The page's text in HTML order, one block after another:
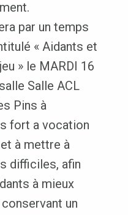
par un temps
« Aidants et
» le MARDI 16
Salle ACL
Pins à
fort a vocation
à mettre à
difficiles, afin
à mieux
un